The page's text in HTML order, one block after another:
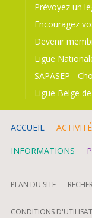
Prévoyez un
Encouragez
Devenir
Ligue
SAPASEP -
Ligue Belge
ACCUEIL
INFORMATIONS
PLAN DU SITE
CONDITIONS